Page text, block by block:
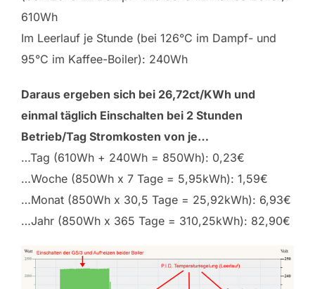
610Wh
Im Leerlauf je Stunde (bei 126°C im Dampf- und
95°C im Kaffee-Boiler): 240Wh
Daraus ergeben sich bei 26,72ct/KWh und
einmal täglich Einschalten bei 2 Stunden
Betrieb/Tag Stromkosten von je…
…Tag (610Wh + 240Wh = 850Wh): 0,23€
…Woche (850Wh x 7 Tage = 5,95kWh): 1,59€
…Monat (850Wh x 30,5 Tage = 25,92kWh): 6,93€
…Jahr (850Wh x 365 Tage = 310,25kWh): 82,90€